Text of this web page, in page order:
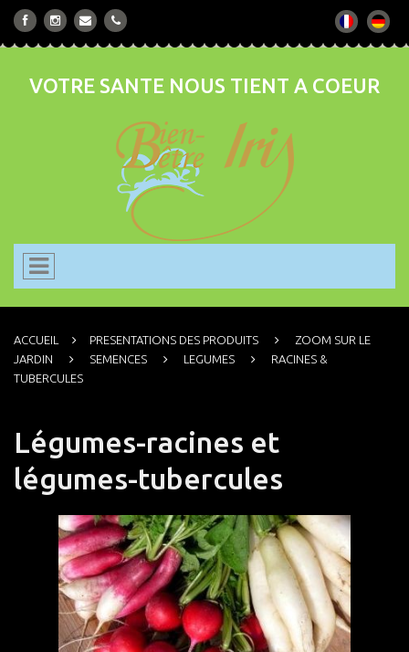
VOTRE SANTE NOUS TIENT A COEUR
ACCUEIL PRESENTATIONS DES PRODUITS
ZOOM SUR LE
JARDIN
SEMENCES LEGUMES
RACINES &
TUBERCULES
Légumes-racines et
légumes-tubercules